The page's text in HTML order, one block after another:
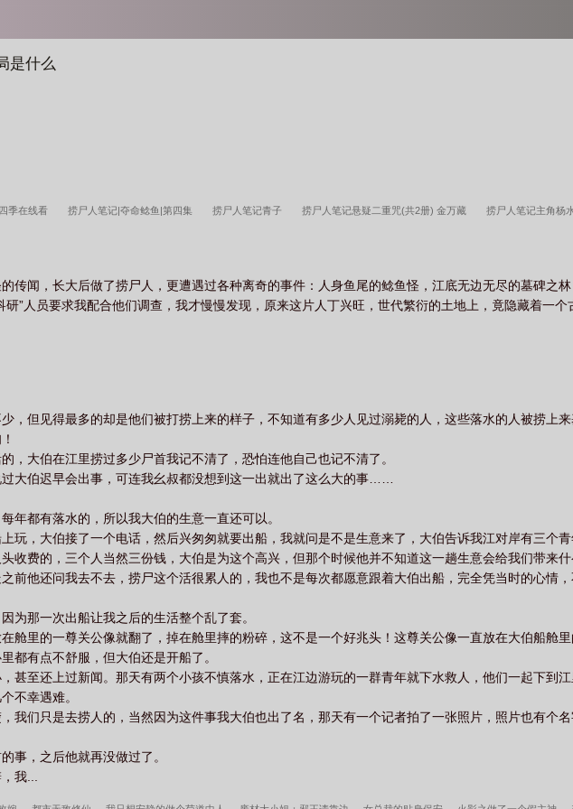
是什么
季在线看 捞尸人笔记|夺命鲶鱼|第四集 捞尸人笔记青子 捞尸人笔记悬疑二重咒(共2册) 金万藏 捞尸人笔记主角杨
传闻，长大后做了捞尸人，更遭遇过各种离奇的事件：人身鱼尾的鲶鱼怪，江底无边无尽的墓碑之
研”人员要求我配合他们调查，我才慢慢发现，原来这片人丁兴旺，世代繁衍的土地上，竟隐藏着一个
，但见得最多的却是他们被打捞上来的样子，不知道有多少人见过溺毙的人，这些落水的人被捞上
，大伯在江里捞过多少尸首我记不清了，恐怕连他自己也记不清了。
大伯迟早会出事，可连我幺叔都没想到这一出就出了这么大的事……
年都有落水的，所以我大伯的生意一直还可以。
玩，大伯接了一个电话，然后兴匆匆就要出船，我就问是不是生意来了，大伯告诉我江对岸有三个青
收费的，三个人当然三份钱，大伯是为这个高兴，但那个时候他并不知道这一趟生意会给我们带来什
前他还问我去不去，捞尸这个活很累人的，我也不是每次都愿意跟着大伯出船，完全凭当时的心情
为那一次出船让我之后的生活整个乱了套。
舱里的一尊关公像就翻了，掉在舱里摔的粉碎，这不是一个好兆头！这尊关公像一直放在大伯船舱里
都有点不舒服，但大伯还是开船了。
甚至还上过新闻。那天有两个小孩不慎落水，正在江边游玩的一群青年就下水救人，他们一起下到
不幸遇难。
我们只是去捞人的，当然因为这件事我大伯也出了名，那天有一个记者拍了一张照片，照片也有个
事，之后他就再没做过了。
我...